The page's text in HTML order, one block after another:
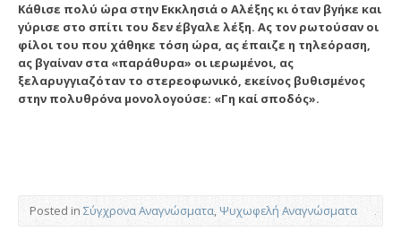
Kάθισε πολύ ώρα στην Eκκλησιά ο Aλέξης κι όταν βγήκε και
γύρισε στο σπίτι του δεν έβγαλε λέξη. Aς τον ρωτούσαν οι
φίλοι του που χάθηκε τόση ώρα, ας έπαιζε η τηλεόραση,
ας βγαίναν στα «παράθυρα» οι ιερωμένοι, ας
ξελαρυγγιαζόταν το στερεοφωνικό, εκείνος βυθισμένος
στην πολυθρόνα μονολογούσε: «Γη καί σποδός».
Posted in Σύγχρονα Αναγνώσματα,Ψυχωφελή Αναγνώσματα